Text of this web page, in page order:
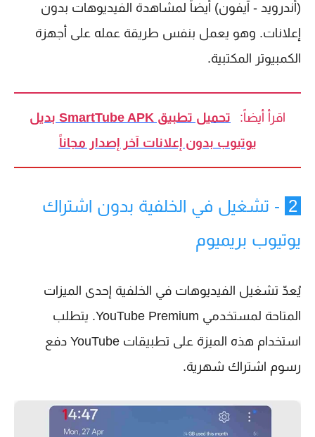
(أندرويد - آيفون) أيضاً لمشاهدة الفيديوهات بدون
إعلانات. وهو يعمل بنفس طريقة عمله على أجهزة
الكمبيوتر المكتبية.
اقرأ أيضاً:
تحميل تطبيق SmartTube APK بديل
يوتيوب بدون إعلانات آخر إصدار مجاناً
2 - تشغيل في الخلفية بدون اشتراك
يوتيوب بريميوم
يُعدّ تشغيل الفيديوهات في الخلفية إحدى الميزات
المتاحة لمستخدمي YouTube Premium. يتطلب
استخدام هذه الميزة على تطبيقات YouTube دفع
رسوم اشتراك شهرية.